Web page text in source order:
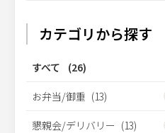
カテゴリから探す
すべて (26)
お弁当/御重 (13)
懇親会/デリバリー (13)